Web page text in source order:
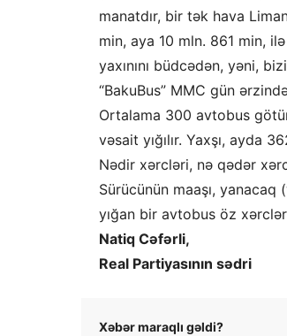
manatdır, bir tək hava
min, aya 10 mln. 861 min,
yaxınını büdcədən, yəni,
“BakuBus” MMC gün
Ortalama 300 avtobus
vəsait yığılır. Yaxşı, ayda
Nədir xərcləri, nə qədər
Sürücünün maaşı,
yığan bir avtobus öz
Natiq Cəfərli,
Real Partiyasının sədri
Xəbər maraqlı gəldi?